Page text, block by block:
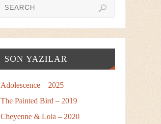
SON YAZILAR
Adolescence – 2025
The Painted Bird – 2019
Cheyenne & Lola – 2020